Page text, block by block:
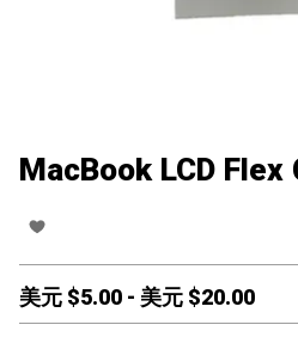
MacBook LCD Flex
美元 $5.00 - 美元 $20.00